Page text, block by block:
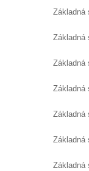
Základná
Základná
Základná
Základná
Základná
Základná
Základná